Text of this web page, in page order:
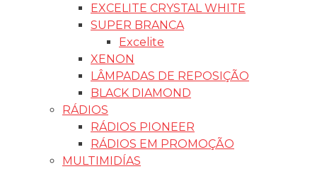
EXCELITE CRYSTAL WHITE
SUPER BRANCA
Excelite
XENON
LÂMPADAS DE REPOSIÇÃO
BLACK DIAMOND
RÁDIOS
RÁDIOS PIONEER
RÁDIOS EM PROMOÇÃO
MULTIMIDÍAS